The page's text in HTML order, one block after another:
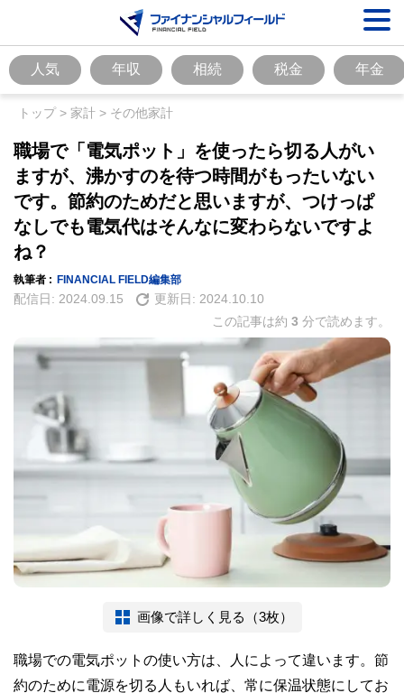
人気 年収 相続 税金 年金
トップ> 家計 > その他家計
職場で「電気ポット」を使ったら切る人がい
ますが、沸かすのを待つ時間がもったいない
です。節約のためだと思いますが、つけっぱ
なしでも電気代はそんなに変わらないですよ
ね？
執筆者 : FINANCIAL FIELD編集部
配信日: 2024.09.15 更新日: 2024.10.10
この記事は約 3 分で読めます。
画像で詳しく見る（3枚）
職場での電気ポットの使い方は、人によって違います。節
約のために電源を切る人もいれば、常に保温状態にしてお